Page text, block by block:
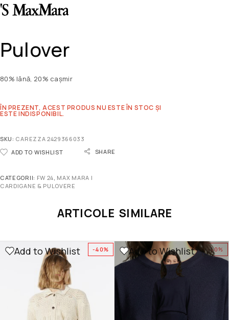
Pulover
80% lână, 20% cașmir
ÎN PREZENT, ACEST PRODUS NU ESTE ÎN STOC ȘI
ESTE INDISPONIBIL.
SKU: CAREZZA 2429366033
ADD TO WISHLIST
SHARE
CATEGORII: FW 24, MAX MARA |
CARDIGANE & PULOVERE
ARTICOLE SIMILARE
-40%
Add to Wishlist -40%
Add to Wishlist